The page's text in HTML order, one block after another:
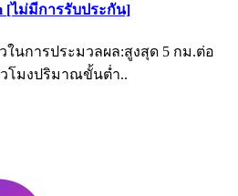
[ไม่มีการรับประกัน]
วในการประมวลผล:สูงสุด 5 กม.ต่อ
วโมงปริมาณขั้นต่ำ..